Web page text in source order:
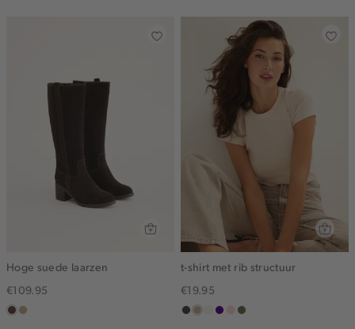
Hoge suede laarzen
€109.95
donkerbruin
zand
t-shirt met rib structuur
€19.95
chocozandwit,indigo
pinkgroen,